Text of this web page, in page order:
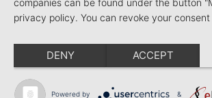
companies can be found under the button
privacy policy. You can revoke your
DENY ACCEPT
Powered by &